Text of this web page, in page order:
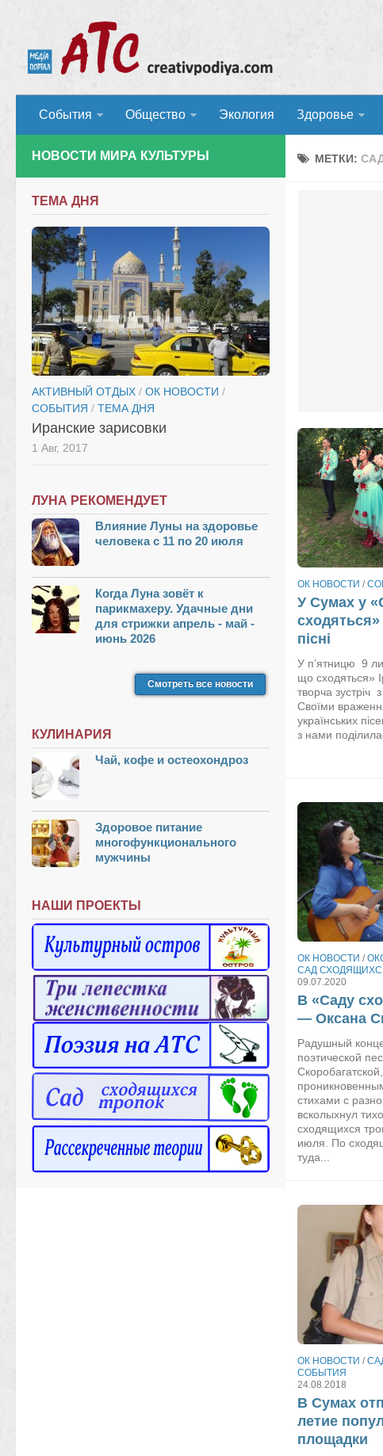
События Общество Экология Здоровье
МЕТКИ:
ОК НОВОСТИ /
У Сумах у
сходяться»
пісні
У п’ятницю 9
що сходяться»
творча зустріч
Своїми
українських
з нами
ОК НОВОСТИ /
САД
09.07.2020
В «Саду
— Оксана
Радушный
поэтической
стихами с
всколыхнул
сходящихся
июля. По
туда...
ОК НОВОСТИ /
СОБЫТИЯ
24.08.2018
В Сумах
летие
площадки
НОВОСТИ МИРА КУЛЬТУРЫ
ТЕМА ДНЯ
АКТИВНЫЙ ОТДЫХ / ОК НОВОСТИ /
СОБЫТИЯ / ТЕМА ДНЯ
Иранские зарисовки
1 Авг, 2017
ЛУНА РЕКОМЕНДУЕТ
Влияние Луны на здоровье
человека с 11 по 20 июля
Когда Луна зовёт к
парикмахеру. Удачные дни
для стрижки апрель - май -
июнь 2026
Смотреть все новости
КУЛИНАРИЯ
Чай, кофе и остеохондроз
Здоровое питание
многофункционального
мужчины
НАШИ ПРОЕКТЫ